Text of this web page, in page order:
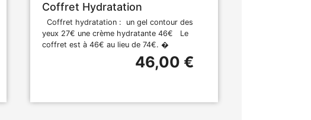
Coffret Hydratation
Coffret hydratation : un gel contour des
yeux 27€ une crème hydratante 46€ Le
coffret est à 46€ au lieu de 74€. �
46,00 €